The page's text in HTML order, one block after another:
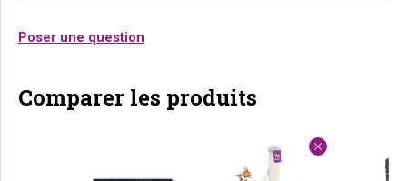
Poser une question
Comparer les produits